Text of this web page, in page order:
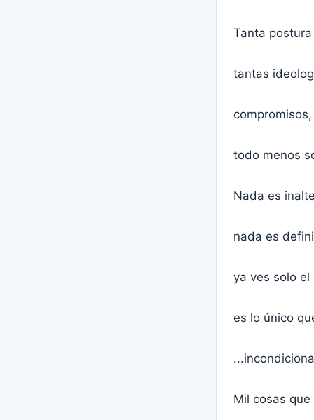
Tanta
tantas
todo menos
Nada es
nada es
ya ves solo el
es lo único
Mil cosas